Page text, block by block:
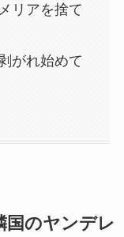
リアを捨て
がれ始めて
国のヤンデレ